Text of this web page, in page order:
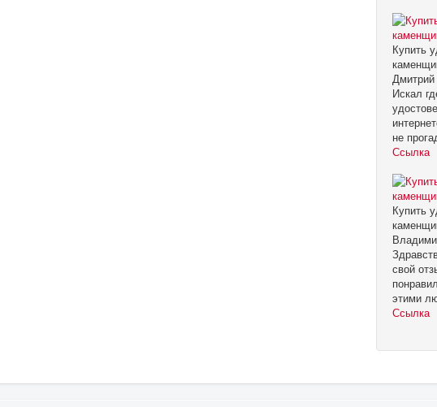
Купить
Дмитрий
Искал
не
Ссылка
Купить
свой
этими
Ссылка